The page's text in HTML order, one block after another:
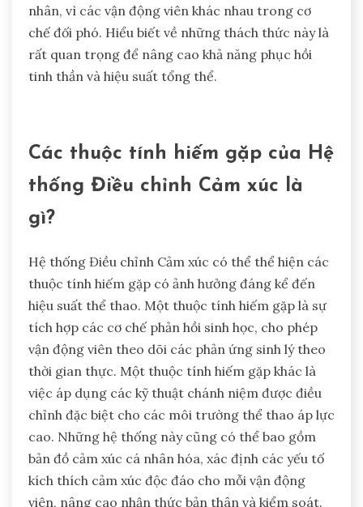
nhân, vì các vận động viên khác nhau trong cơ
chế đối phó. Hiểu biết về những thách thức này là
rất quan trọng để nâng cao khả năng phục hồi
tinh thần và hiệu suất tổng thể.
Các thuộc tính hiếm gặp của Hệ
thống Điều chỉnh Cảm xúc là
gì?
Hệ thống Điều chỉnh Cảm xúc có thể thể hiện các
thuộc tính hiếm gặp có ảnh hưởng đáng kể đến
hiệu suất thể thao. Một thuộc tính hiếm gặp là sự
tích hợp các cơ chế phản hồi sinh học, cho phép
vận động viên theo dõi các phản ứng sinh lý theo